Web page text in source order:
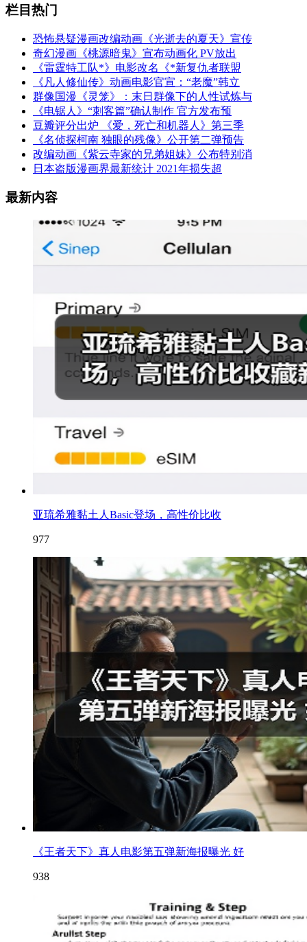
栏目热门
恐怖悬疑漫画改编动画《光逝去的夏天》宣传
奇幻漫画《桃源暗鬼》宣布动画化 PV放出
《雷霆特工队*》电影改名《*新复仇者联盟
《凡人修仙传》动画电影官宣：“老魔”韩立
群像国漫《灵笼》：末日群像下的人性试炼与
《电锯人》“刺客篇”确认制作 官方发布预
豆瓣评分出炉 《爱，死亡和机器人》第三季
《名侦探柯南 独眼的残像》公开第二弹预告
改编动画《紫云寺家的兄弟姐妹》公布特别消
日本盗版漫画界最新统计 2021年损失超
最新内容
亚琉希雅黏土人Basic登场，高性价比收
977
《王者天下》真人电影第五弹新海报曝光 好
938